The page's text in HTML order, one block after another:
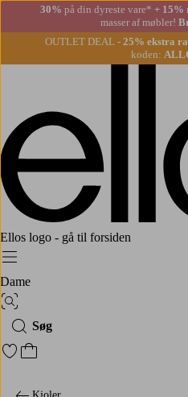
30% på din dyreste vare* + 15%
masser af møbler!
OUTLET DEAL - 25% ekstra
koden:
Ellos logo - gå til forsiden
Menu
Dame
Billedsøgning
Søg
Gå til favoritmarkerede
Gå til indkøbskurven